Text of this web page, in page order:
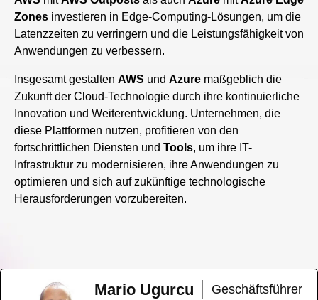
Zones investieren in Edge-Computing-Lösungen, um die
Latenzzeiten zu verringern und die Leistungsfähigkeit von
Anwendungen zu verbessern.
Insgesamt gestalten AWS und Azure maßgeblich die
Zukunft der Cloud-Technologie durch ihre kontinuierliche
Innovation und Weiterentwicklung. Unternehmen, die
diese Plattformen nutzen, profitieren von den
fortschrittlichen Diensten und Tools, um ihre IT-
Infrastruktur zu modernisieren, ihre Anwendungen zu
optimieren und sich auf zukünftige technologische
Herausforderungen vorzubereiten.
Mario Ugurcu Geschäftsführer